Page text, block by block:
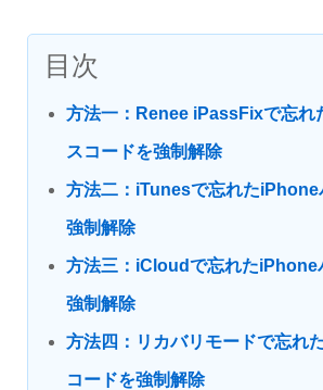
目次
方法一：Renee iPassFixで忘れ
スコードを強制解除
方法二：iTunesで忘れたiPhone
強制解除
方法三：iCloudで忘れたiPhone
強制解除
方法四：リカバリモードで忘れ
コードを強制解除